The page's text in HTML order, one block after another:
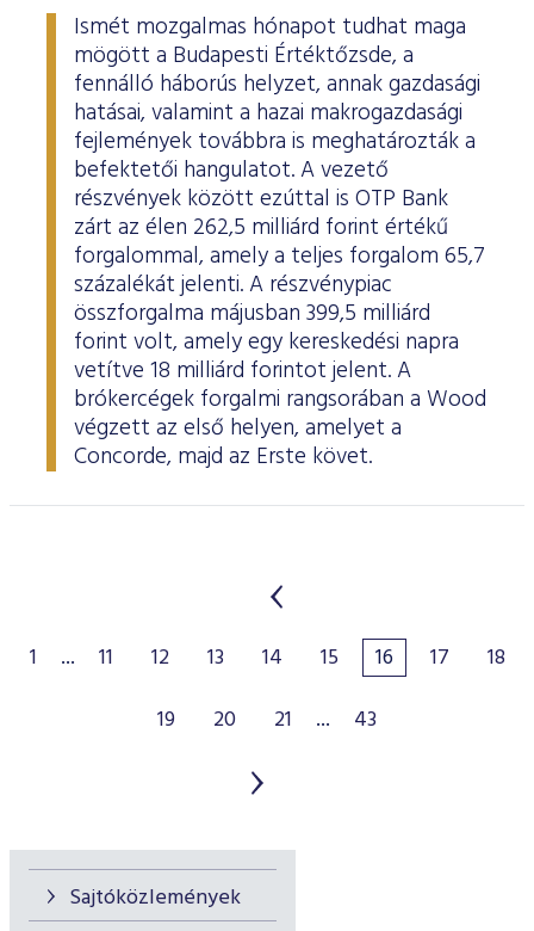
Sajtóközlemények
Ismét mozgalmas hónapot tudhat maga
mögött a Budapesti Értéktőzsde, a
fennálló háborús helyzet, annak gazdasági
hatásai, valamint a hazai makrogazdasági
fejlemények továbbra is meghatározták a
befektetői hangulatot. A vezető
részvények között ezúttal is OTP Bank
zárt az élen 262,5 milliárd forint értékű
forgalommal, amely a teljes forgalom 65,7
százalékát jelenti. A részvénypiac
összforgalma májusban 399,5 milliárd
forint volt, amely egy kereskedési napra
vetítve 18 milliárd forintot jelent. A
brókercégek forgalmi rangsorában a Wood
végzett az első helyen, amelyet a
Concorde, majd az Erste követ.
1 ... 11 12 13 14 15 16 17
18
19
20 21 ... 43